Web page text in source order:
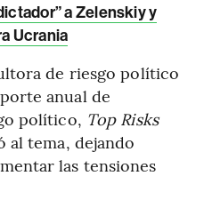
a Zelenskiy y
Ucrania
de riesgo político
anual de
político, Top Risks
al tema, dejando
las tensiones